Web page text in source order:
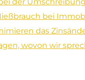
bei
das
wovon wir